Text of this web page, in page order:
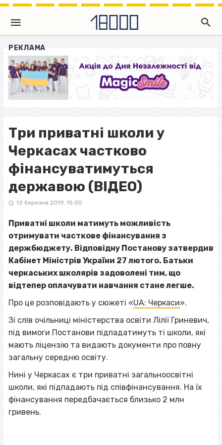
РЕКЛАМА
Три приватні школи у
Черкасах частково
фінансуватимуться
державою (ВІДЕО)
13 березня 2019, 15:00
Приватні школи матимуть можливість
отримувати часткове фінансування з
держбюджету. Відповідну Постанову затвердив
Кабінет Міністрів України 27 лютого. Батьки
черкаських школярів задоволені тим, що
відтепер оплачувати навчання стане легше.
Про це розповідають у сюжеті «UA: Черкаси».
Зі слів очільниці міністерства освіти Лілії Гриневич,
під вимоги Постанови підпадатимуть ті школи, які
мають ліцензію та видають документи про повну
загальну середню освіту.
Нині у Черкасах є три приватні загальноосвітні
школи, які підпадають під співфінансування. На їх
фінансування передбачається близько 2 млн
гривень.